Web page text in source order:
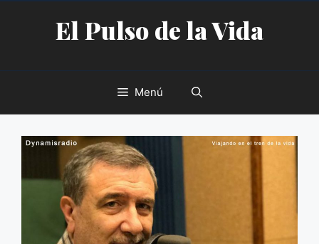
contenidoEl Pulso de la Vida
Menú